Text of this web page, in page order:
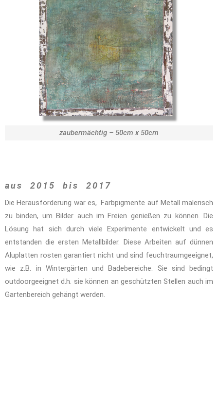
zaubermächtig – 50cm x 50cm
aus 2015 bis 2017
Die Herausforderung war es, Farbpigmente auf Metall malerisch
zu binden, um Bilder auch im Freien genießen zu können. Die
Lösung hat sich durch viele Experimente entwickelt und es
entstanden die ersten Metallbilder. Diese Arbeiten auf dünnen
Aluplatten rosten garantiert nicht und sind feuchtraumgeeignet,
wie z.B. in Wintergärten und Badebereiche. Sie sind bedingt
outdoorgeeignet d.h. sie können an geschützten Stellen auch im
Gartenbereich gehängt werden.